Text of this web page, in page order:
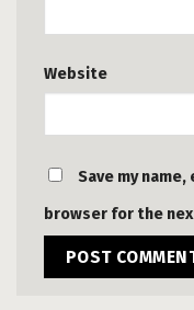
Website
Save my
browser for the